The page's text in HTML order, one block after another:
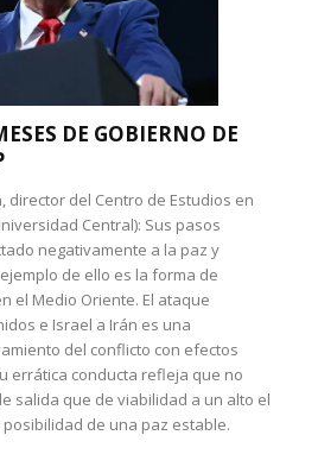
DE GOBIERNO DE
director del Centro de Estudios en
Central): Sus pasos
negativamente a la paz y
de ello es la forma de
el Medio Oriente. El ataque
e Israel a Irán es una
del conflicto con efectos
errática conducta refleja que no
salida que de viabilidad a un alto el
de una paz estable.